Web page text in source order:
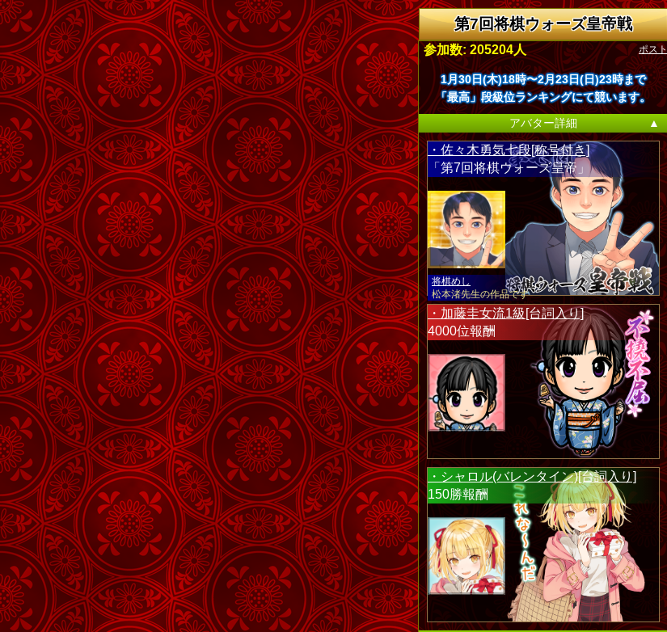
第7回将棋ウォーズ皇帝戦
ポスト
参加数: 205204人
1月30日(木)18時〜2月23日(日)23時まで
「最高」段級位ランキングにて競います。
アバター詳細
▲
・佐々木勇気七段[称号付き]
「第7回将棋ウォーズ皇帝」
将棋めし
松本渚先生の作品です
・加藤圭女流1級[台詞入り]
4000位報酬
・シャロル(バレンタイン)[台詞入り]
150勝報酬